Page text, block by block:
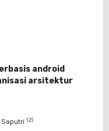
android
arsitektur
Saputri (2)